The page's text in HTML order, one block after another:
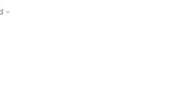
- Ad -